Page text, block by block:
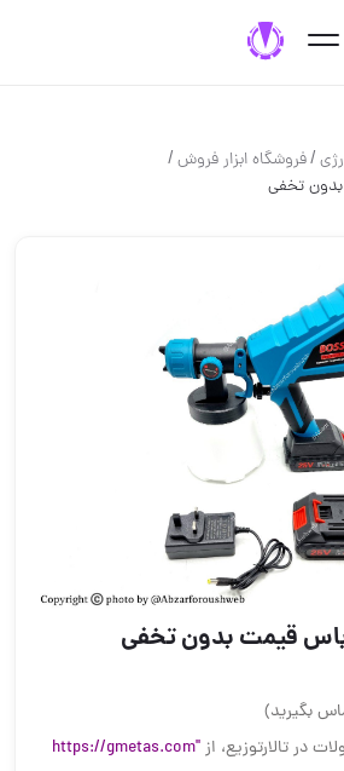
فروش/
بدون تخفی
ازhttps://gmetas.com"